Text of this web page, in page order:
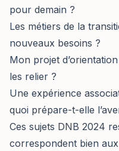
pour demain ?
Les métiers de la
nouveaux besoins ?
Mon projet
les relier ?
Une expérience
quoi prépare-t-elle
Ces sujets DNB 2024
correspondent bien